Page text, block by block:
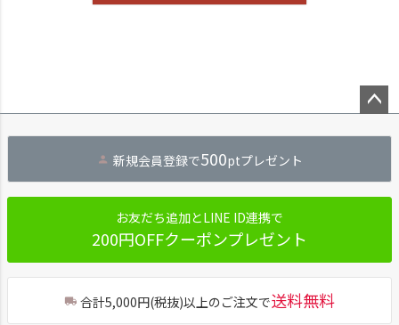
へ
新規会員登録で500ptプレゼント
お友だち追加とLINE ID連携で
200円OFFクーポンプレゼント
合計5,000円(税抜)以上のご注文で送料無料